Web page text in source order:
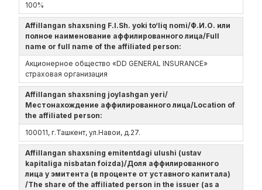
100%
Affillangan shaxsning F.I.Sh. yoki to‘liq nomi/Ф.И.О. или
полное наименование аффилированного лица/Full
name or full name of the affiliated person:
Акционерное общество «DD GENERAL INSURANCE»
страховая организация
Affillangan shaxsning joylashgan yeri/
Местонахождение аффилированного лица/Location of
the affiliated person:
100011, г.Ташкент, ул.Навои, д.27.
Affillangan shaxsning emitentdagi ulushi (ustav
kapitaliga nisbatan foizda)/Доля аффилированного
лица у эмитента (в проценте от уставного капитала)
/The share of the affiliated person in the issuer (as a